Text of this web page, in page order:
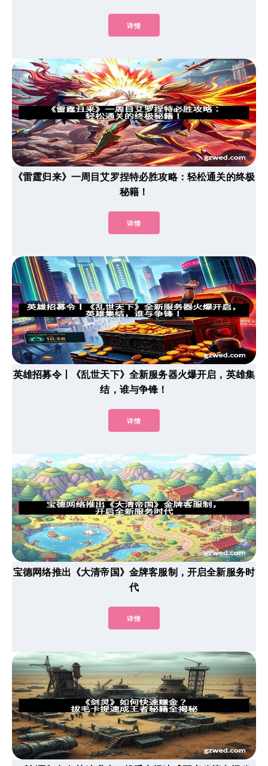
详情
《雷霆归来》一周目艾罗捏特必胜攻略：轻松通关的终极
秘籍！
详情
英雄招募令丨《乱世天下》全新服务器火爆开启，英雄集
结，谁与争锋！
详情
宝德网络推出《大清帝国》金牌客服制，开启全新服务时
代
详情